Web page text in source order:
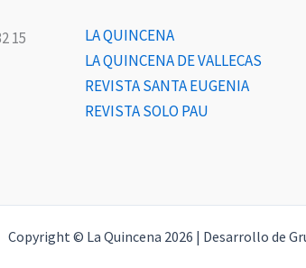
15
LA QUINCENA
LA QUINCENA DE VALLECAS
REVISTA SANTA EUGENIA
REVISTA SOLO PAU
Copyright © La Quincena 2026 | Desarrollo de